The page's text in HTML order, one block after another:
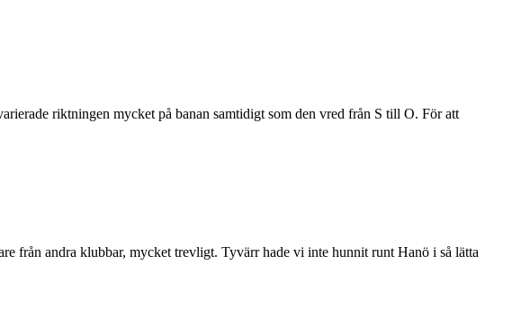
riktningen mycket på banan samtidigt som den vred från S till O. För att
från andra klubbar, mycket trevligt. Tyvärr hade vi inte hunnit runt Hanö i så lätta